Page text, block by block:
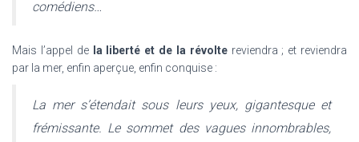
comédiens…
Mais l’appel de la liberté et de la révoltereviendra ; et reviendra
par la mer, enfin aperçue, enfin conquise :
La mer s’étendait sous leurs yeux, gigantesque et
frémissante. Le sommet des vagues innombrables,